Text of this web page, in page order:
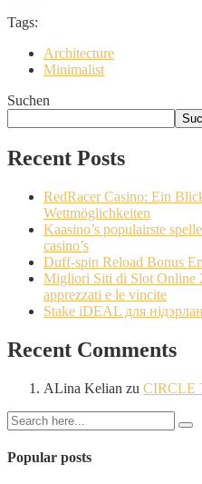
Tags:
Architecture
Minimalist
Suchen
Recent Posts
RedRacer Casino: Ein
Wettmöglichkeiten
Kaasino’s populairste
casino’s
Duff-spin Reload Bonus
Migliori Siti di Slot Online
apprezzati e le vincite
Stake iDEAL для
Recent Comments
ALina Kelian zu CIRCLE
Popular posts